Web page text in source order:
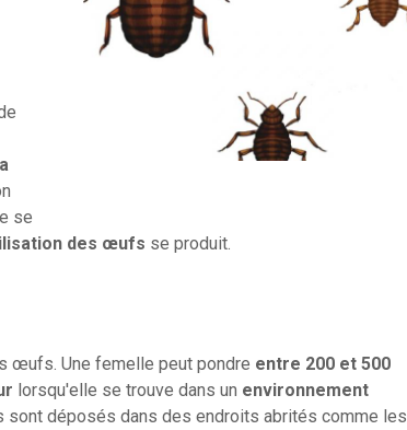
se
des œufs se produit.
œufs. Une femelle peut pondre entre 200 et 500
lorsqu'elle se trouve dans un environnement
déposés dans des endroits abrités comme les